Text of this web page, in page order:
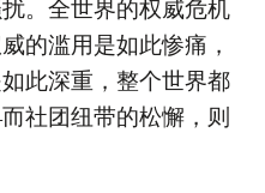
。全世界的权威危机
的滥用是如此惨痛，
此深重，整个世界都
社团纽带的松懈，则